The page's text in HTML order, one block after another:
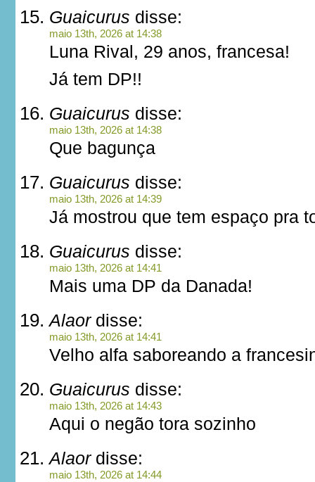
Guaicurus disse:
maio 13th, 2026 at 14:38
Luna Rival, 29 anos, francesa!
Já tem DP!!
Guaicurus disse:
maio 13th, 2026 at 14:38
Que bagunça
Guaicurus disse:
maio 13th, 2026 at 14:39
Já mostrou que tem espaço pra
Guaicurus disse:
maio 13th, 2026 at 14:41
Mais uma DP da Danada!
Alaordisse:
maio 13th, 2026 at 14:41
Velho alfa saboreando a
Guaicurus disse:
maio 13th, 2026 at 14:43
Aqui o negão tora sozinho
Alaordisse:
maio 13th, 2026 at 14:44